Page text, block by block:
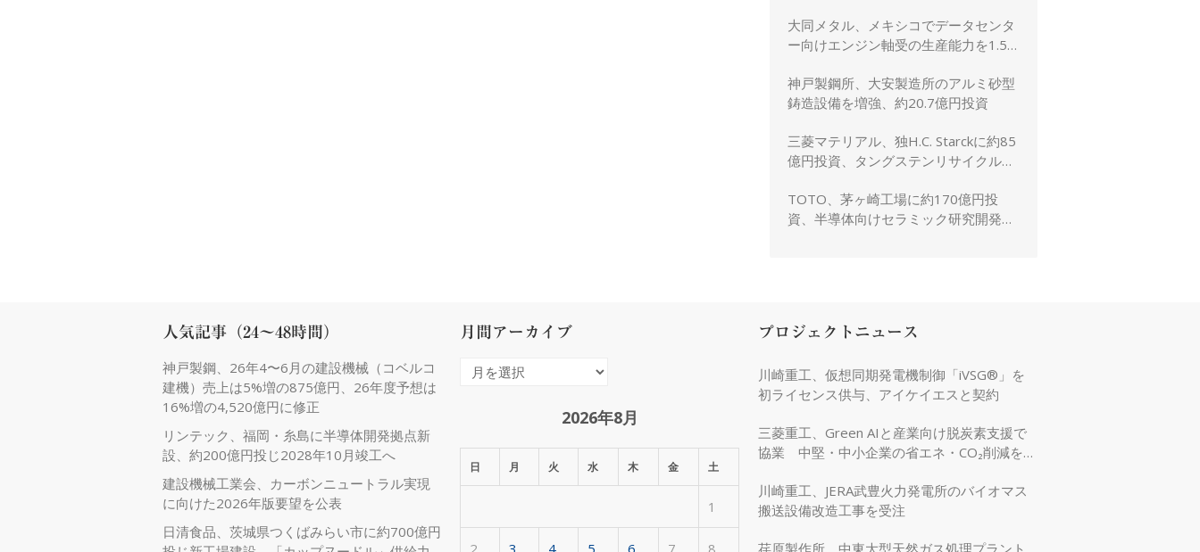
大同メタル、メキシコでデータセンタ
ー向けエンジン軸受の生産能力を1.5
神戸製鋼所、大安製造所のアルミ砂型
鋳造設備を増強、約20.7億円投資
三菱マテリアル、独H.C. Starckに約85
億円投資、タングステンリサイクル能
TOTO、茅ヶ崎工場に約170億円投
資、半導体向けセラミック研究開発棟
人気記事（24～48時間）
神戸製鋼、26年4〜6月の建設機械（コベルコ
建機）売上は5%増の875億円、26年度予想は
16%増の4,520億円に修正
リンテック、福岡・糸島に半導体開発拠点新
設、約200億円投じ2028年10月竣工へ
建設機械工業会、カーボンニュートラル実現
に向けた2026年版要望を公表
日清食品、茨城県つくばみらい市に約700億円
月間アーカイブ
カ
イ
2026年8月
日 月 火 水 木 金 土
1
2 3 4 5 6 7 8
プロジェクトニュース
川崎重工、仮想同期発電機制御「iVSG®」を
初ライセンス供与、アイケイエスと契約
三菱重工、Green AIと産業向け脱炭素支援で
協業 中堅・中小企業の省エネ・CO₂削減を強
川崎重工、JERA武豊火力発電所のバイオマス
搬送設備改造工事を受注
荏原製作所、中東大型天然ガス処理プラント